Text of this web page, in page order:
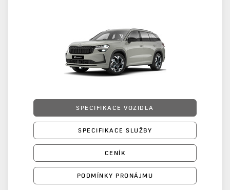
SPECIFIKACE VOZIDLA
SPECIFIKACE SLUŽBY
CENÍK
PODMÍNKY PRONÁJMU